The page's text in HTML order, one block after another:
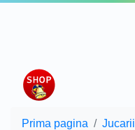
Prima pagina Jucarii